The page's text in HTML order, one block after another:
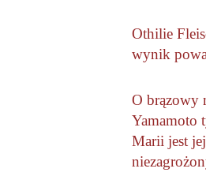
Othilie
wynik
O brązowy
Yamamoto
Marii jest